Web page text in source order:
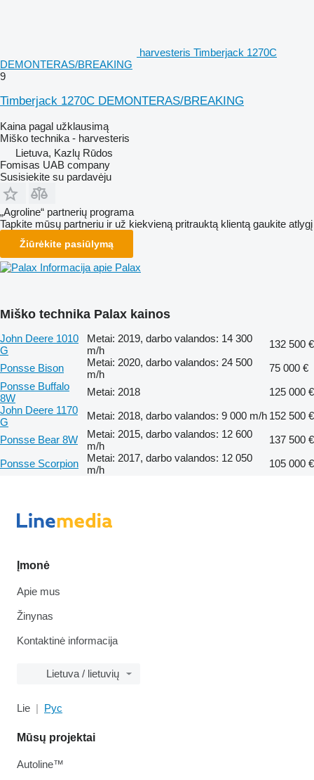
harvesteris Timberjack 1270C
DEMONTERAS/BREAKING
9
Timberjack 1270C DEMONTERAS/BREAKING
Kaina pagal užklausimą
Miško technika - harvesteris
Lietuva, Kazlų Rūdos
Fomisas UAB company
Susisiekite su pardavėju
„Agroline“ partnerių programa
Tapkite mūsų partneriu ir už kiekvieną pritrauktą klientą gaukite atlygį
Žiūrėkite pasiūlymą
Informacija apie Palax
Miško technika Palax kainos
John Deere 1010
G
Metai: 2019, darbo valandos: 14 300
m/h
132 500 €
Ponsse Bison
Metai: 2020, darbo valandos: 24 500
m/h
75 000 €
Ponsse Buffalo
8W
Metai: 2018
125 000 €
John Deere 1170
G
Metai: 2018, darbo valandos: 9 000 m/h 152 500 €
Ponsse Bear 8W
Metai: 2015, darbo valandos: 12 600
m/h
137 500 €
Ponsse Scorpion
Metai: 2017, darbo valandos: 12 050
m/h
105 000 €
Įmonė
Apie mus
Žinynas
Kontaktinė informacija
Lietuva / lietuvių
Lie Рус
Mūsų projektai
Autoline™